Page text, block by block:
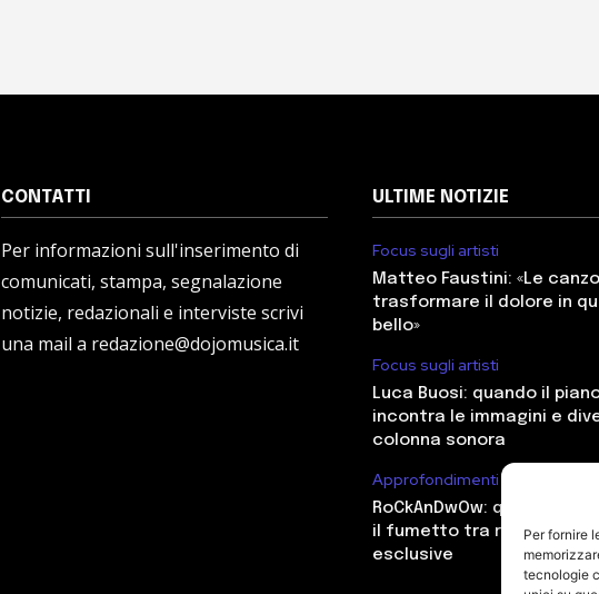
Per fornire
tecnologie
CONTATTI
Per informazioni sull'inserimento di
comunicati, stampa, segnalazione
notizie, redazionali e interviste scrivi
una mail a redazione@dojomusica.it
ULTIME NOTIZIE
Focus sugli artisti
Matteo Faustini: «Le
trasformare il dolore in
bello»
Focus sugli artisti
Luca Buosi: quando il
incontra le immagini e
colonna sonora
Approfondimenti
RoCkAnDwOw: quando il
il fumetto tra radio e
esclusive